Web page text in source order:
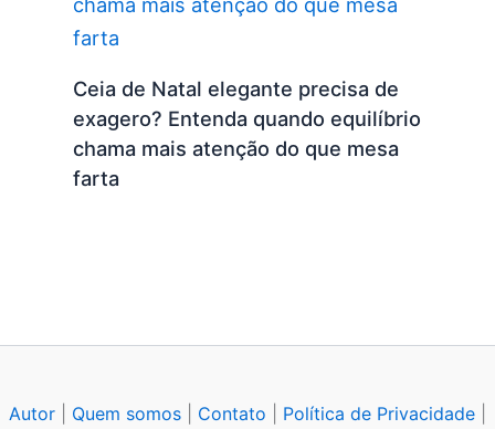
Ceia de Natal elegante precisa de
exagero? Entenda quando equilíbrio
chama mais atenção do que mesa
farta
Autor Quem somos Contato Política de Privacidade